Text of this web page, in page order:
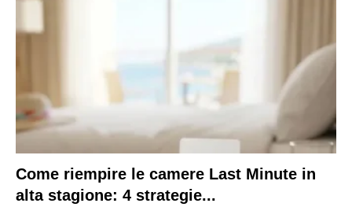
Come riempire le camere Last Minute in
alta stagione: 4 strategie...